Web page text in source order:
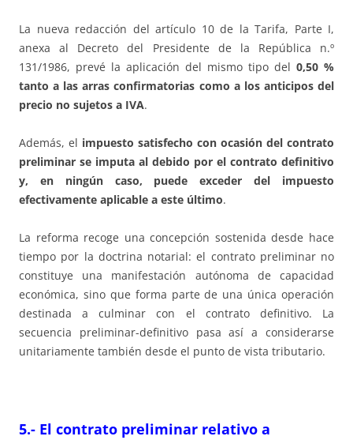
La nueva redacción del artículo 10 de la Tarifa, Parte I,
anexa al Decreto del Presidente de la República n.º
131/1986, prevé la aplicación del mismo tipo del 0,50 %
tanto a las arras confirmatorias como a los anticipos del
precio no sujetos a IVA.
Además, el impuesto satisfecho con ocasión del contrato
preliminar se imputa al debido por el contrato definitivo
y, en ningún caso, puede exceder del impuesto
efectivamente aplicable a este último.
La reforma recoge una concepción sostenida desde hace
tiempo por la doctrina notarial: el contrato preliminar no
constituye una manifestación autónoma de capacidad
económica, sino que forma parte de una única operación
destinada a culminar con el contrato definitivo. La
secuencia preliminar-definitivo pasa así a considerarse
unitariamente también desde el punto de vista tributario.
5.- El contrato preliminar relativo a